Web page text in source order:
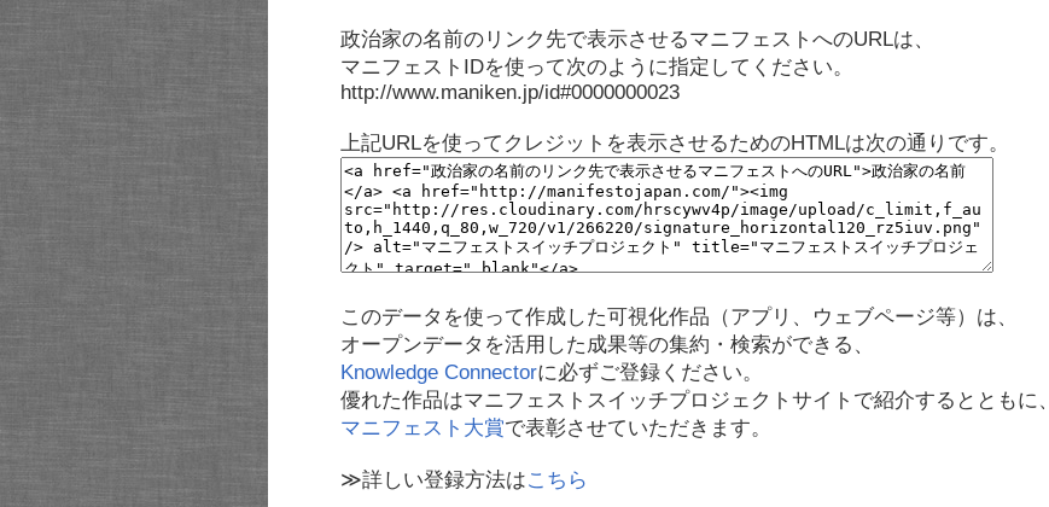
政治家の名前のリンク先で表示させるマニフェストへのURLは、
マニフェストIDを使って次のように指定してください。
http://www.maniken.jp/id#0000000023
上記URLを使ってクレジットを表示させるためのHTMLは次の通りです。
このデータを使って作成した可視化作品（アプリ、ウェブページ等）は、
オープンデータを活用した成果等の集約・検索ができる、
Knowledge Connectorに必ずご登録ください。
優れた作品はマニフェストスイッチプロジェクトサイトで紹介するとともに、
マニフェスト大賞で表彰させていただきます。
≫詳しい登録方法はこちら